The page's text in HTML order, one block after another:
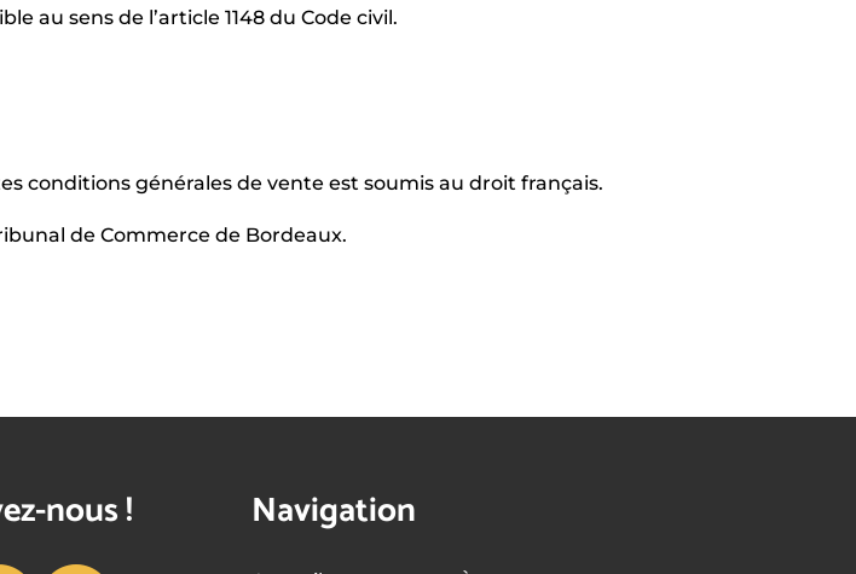
au sens de l’article 1148 du Code civil.
conditions générales de vente est soumis au droit français.
de Commerce de Bordeaux.
nous ! Navigation